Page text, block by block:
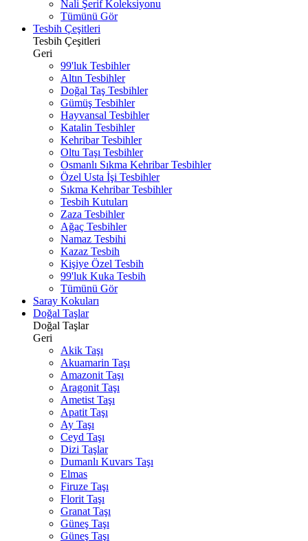
Nali Şerif Koleksiyonu
Tümünü Gör
Tesbih Çeşitleri
Tesbih Çeşitleri
Geri
99'luk Tesbihler
Altın Tesbihler
Doğal Taş Tesbihler
Gümüş Tesbihler
Hayvansal Tesbihler
Katalin Tesbihler
Kehribar Tesbihler
Oltu Taşı Tesbihler
Osmanlı Sıkma Kehribar Tesbihler
Özel Usta İşi Tesbihler
Sıkma Kehribar Tesbihler
Tesbih Kutuları
Zaza Tesbihler
Ağaç Tesbihler
Namaz Tesbihi
Kazaz Tesbih
Kişiye Özel Tesbih
99'luk Kuka Tesbih
Tümünü Gör
Saray Kokuları
Doğal Taşlar
Doğal Taşlar
Geri
Akik Taşı
Akuamarin Taşı
Amazonit Taşı
Aragonit Taşı
Ametist Taşı
Apatit Taşı
Ay Taşı
Ceyd Taşı
Dizi Taşlar
Dumanlı Kuvars Taşı
Elmas
Firuze Taşı
Florit Taşı
Granat Taşı
Güneş Taşı
Güneş Taşı